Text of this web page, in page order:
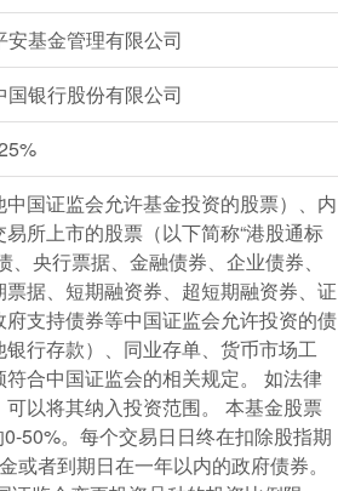
安基金管理有限公司
国银行股份有限公司
国证监会允许基金投资的股票）、内
所上市的股票（以下简称“港股通标
央行票据、金融债券、企业债券、
据、短期融资券、超短期融资券、证
支持债券等中国证监会允许投资的债
行存款）、同业存单、货币市场工
合中国证监会的相关规定。 如法律
以将其纳入投资范围。 本基金股票
50%。每个交易日日终在扣除股指期
者到期日在一年以内的政府债券。